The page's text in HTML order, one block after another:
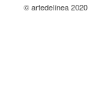
© artedelínea 2020